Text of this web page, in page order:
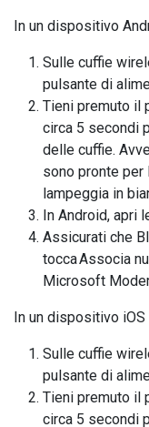
In un dispositivo
Sulle cuffie
pulsante di
Tieni premuto il
circa 5 secondi
delle cuffie.
sono pronte
lampeggia in
In Android, apri
Assicurati che
tocca Associa
Microsoft
In un dispositivo iOS
Sulle cuffie
pulsante di
Tieni premuto il
circa 5 secondi